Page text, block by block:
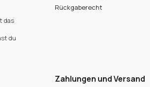
das
du
Rückgaberecht
Zahlungen und Versand